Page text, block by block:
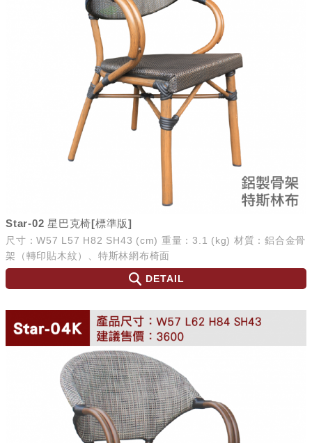
Star-02 星巴克椅[標準版]
尺寸：W57 L57 H82 SH43 (cm) 重量：3.1 (kg) 材質：鋁合金骨
架（轉印貼木紋）、特斯林網布椅面
DETAIL